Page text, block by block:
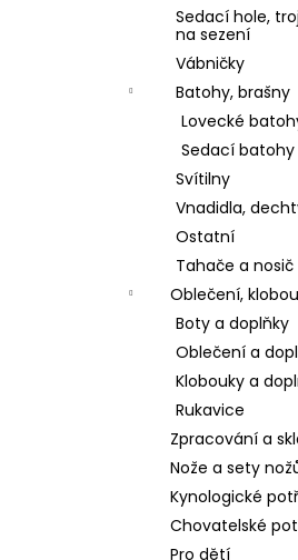
Sedací hole,
na sezení
Vábničky
Batohy, brašny
Lovecké
Sedací batohy
Svítilny
Vnadidla,
Ostatní
Tahače a nosič
Oblečení,
Boty a doplňky
Oblečení a
Klobouky a
Rukavice
Zpracování a
Nože a sety
Kynologické
Chovatelské
Pro dětí